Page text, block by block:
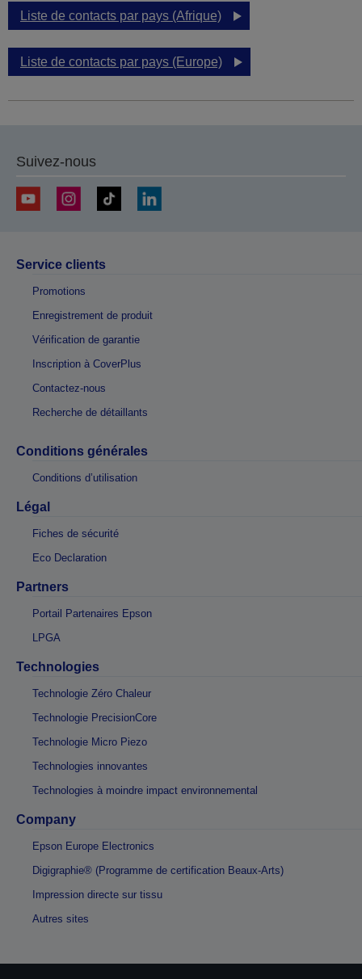
Liste de contacts par pays (Afrique)
Liste de contacts par pays (Europe)
Suivez-nous
Service clients
Promotions
Enregistrement de produit
Vérification de garantie
Inscription à CoverPlus
Contactez-nous
Recherche de détaillants
Conditions générales
Conditions d’utilisation
Légal
Fiches de sécurité
Eco Declaration
Partners
Portail Partenaires Epson
LPGA
Technologies
Technologie Zéro Chaleur
Technologie PrecisionCore
Technologie Micro Piezo
Technologies innovantes
Technologies à moindre impact environnemental
Company
Epson Europe Electronics
Digigraphie® (Programme de certification Beaux-Arts)
Impression directe sur tissu
Autres sites